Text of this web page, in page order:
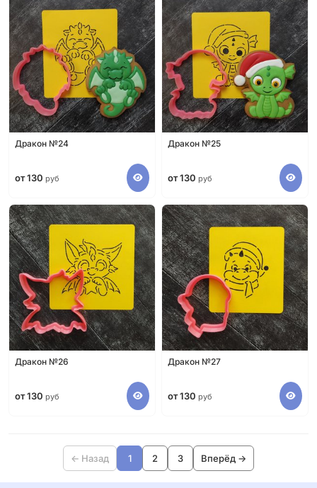
Дракон №24
от 130 руб
Дракон №25
от 130 руб
Дракон №26
от 130 руб
Дракон №27
от 130 руб
← Назад 1 2 3 Вперёд →